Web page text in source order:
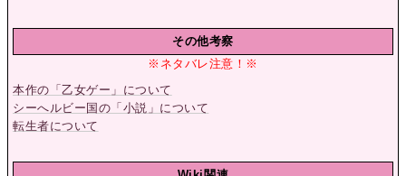
その他考察
※ネタバレ注意！※
本作の「乙女ゲー」について
シーへルビー国の「小説」について
転生者について